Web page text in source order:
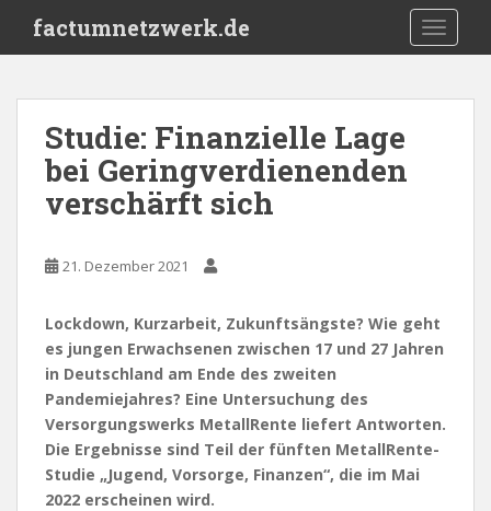
i
factumnetzwerk.de
Studie: Finanzielle Lage
bei Geringverdienenden
verschärft sich
21. Dezember 2021
Lockdown, Kurzarbeit, Zukunftsängste? Wie geht
es jungen Erwachsenen zwischen 17 und 27 Jahren
in Deutschland am Ende des zweiten
Pandemiejahres? Eine Untersuchung des
Versorgungswerks MetallRente liefert Antworten.
Die Ergebnisse sind Teil der fünften MetallRente-
Studie „Jugend, Vorsorge, Finanzen“, die im Mai
2022 erscheinen wird.